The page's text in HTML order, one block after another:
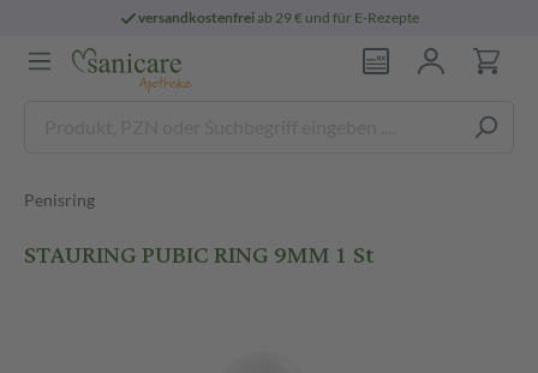
versandkostenfreiab 29 € und für E-Rezepte
Penisring
STAURING PUBIC RING 9MM 1 St